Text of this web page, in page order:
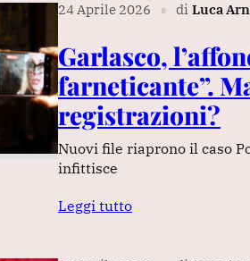
24 Aprile 2026 ∎ di Luca
Garlasco,
farneticante”.
registrazioni?
Nuovi file riaprono il caso
infittisce
Leggi tutto